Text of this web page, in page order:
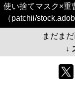
使い捨てマスク×
（patchii/
まだま
↓